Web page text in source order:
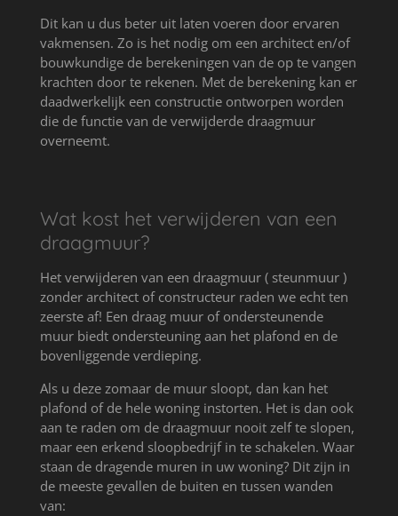
Dit kan u dus beter uit laten voeren door ervaren
vakmensen. Zo is het nodig om een architect en/of
bouwkundige de berekeningen van de op te vangen
krachten door te rekenen. Met de berekening kan er
daadwerkelijk een constructie ontworpen worden
die de functie van de verwijderde draagmuur
overneemt.
Wat kost het verwijderen van een
draagmuur?
Het verwijderen van een draagmuur ( steunmuur )
zonder architect of constructeur raden we echt ten
zeerste af! Een draag muur of ondersteunende
muur biedt ondersteuning aan het plafond en de
bovenliggende verdieping.
Als u deze zomaar de muur sloopt, dan kan het
plafond of de hele woning instorten. Het is dan ook
aan te raden om de draagmuur nooit zelf te slopen,
maar een erkend sloopbedrijf in te schakelen. Waar
staan de dragende muren in uw woning? Dit zijn in
de meeste gevallen de buiten en tussen wanden
van: